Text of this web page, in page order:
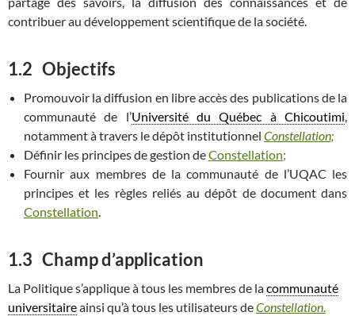
contribuer au développement scientifique de la société.
1.2 Objectifs
Promouvoir la diffusion en libre accès des publications de la
communauté de l’Université du Québec à Chicoutimi,
notamment à travers le dépôt institutionnel Constellation;
Définir les principes de gestion deConstellation;
Fournir aux membres de la communauté de l’UQAC les
principes et les règles reliés au dépôt de document dans
Constellation.
1.3 Champ d’application
La Politique s’applique à tous les membres de lacommunauté
universitaireainsi qu’à tous les utilisateurs deConstellation.